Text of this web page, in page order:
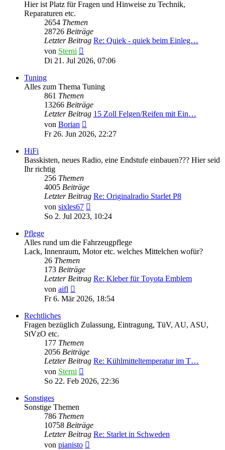
Hier ist Platz für Fragen und Hinweise zu Technik,
Reparaturen etc.
2654 Themen
28726 Beiträge
Letzter Beitrag Re: Quiek - quiek beim Einleg…
von Sterni
Beitrag
Di 21. Jul 2026, 07:06
Tuning
Alles zum Thema Tuning
861 Themen
13266 Beiträge
Letzter Beitrag 15 Zoll Felgen/Reifen mit Ein…
von Borian
Beitrag
Fr 26. Jun 2026, 22:27
HiFi
Basskisten, neues Radio, eine Endstufe einbauen??? Hier seid
Ihr richtig
256 Themen
4005 Beiträge
Letzter Beitrag Re: Originalradio Starlet P8
von sixles67
Beitrag
So 2. Jul 2023, 10:24
Pflege
Alles rund um die Fahrzeugpflege
Lack, Innenraum, Motor etc. welches Mittelchen wofür?
26 Themen
173 Beiträge
Letzter Beitrag Re: Kleber für Toyota Emblem
von aifl
Beitrag
Fr 6. Mär 2026, 18:54
Rechtliches
Fragen bezüglich Zulassung, Eintragung, TüV, AU, ASU,
StVzO etc.
177 Themen
2056 Beiträge
Letzter Beitrag Re: Kühlmitteltemperatur im T…
von Sterni
Beitrag
So 22. Feb 2026, 22:36
Sonstiges
Sonstige Themen
786 Themen
10758 Beiträge
Letzter Beitrag Re: Starlet in Schweden
von pianisto